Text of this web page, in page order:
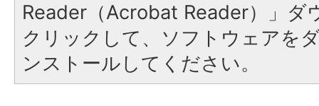
Reader（Acrobat Reader）」ダ
クリックして、ソフトウェアを
ンストールしてください。